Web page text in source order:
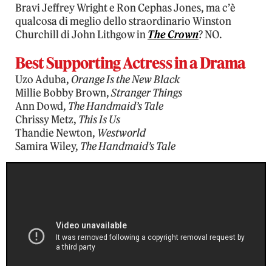
Bravi Jeffrey Wright e Ron Cephas Jones, ma c’è
qualcosa di meglio dello straordinario Winston
Churchill di John Lithgow inThe Crown? NO.
Best Supporting Actress in a Drama
Uzo Aduba, Orange Is the New Black
Millie Bobby Brown,Stranger Things
Ann Dowd, The Handmaid’s Tale
Chrissy Metz, This Is Us
Thandie Newton, Westworld
Samira Wiley, The Handmaid’s Tale